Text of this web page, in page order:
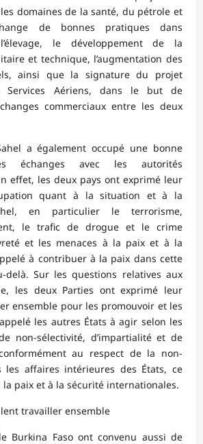
domaines de la santé, du pétrole et
de bonnes pratiques dans
le développement de la
et technique, l’augmentation des
ainsi que la signature du projet
Services Aériens, dans le but de
commerciaux entre les deux
a également occupé une bonne
échanges avec les autorités
effet, les deux pays ont exprimé leur
quant à la situation et à la
en particulier le terrorisme,
le trafic de drogue et le crime
et les menaces à la paix et à la
à contribuer à la paix dans cette
delà. Sur les questions relatives aux
les deux Parties ont exprimé leur
ensemble pour les promouvoir et les
les autres États à agir selon les
non-sélectivité, d’impartialité et de
au respect de la non-
les affaires intérieures des États, ce
paix et à la sécurité internationales.
travailler ensemble
Burkina Faso ont convenu aussi de